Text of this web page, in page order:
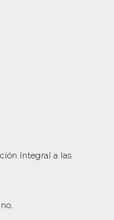
Integral a las